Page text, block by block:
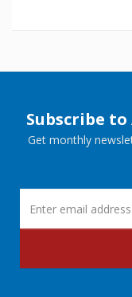
Subscribe
Get monthly